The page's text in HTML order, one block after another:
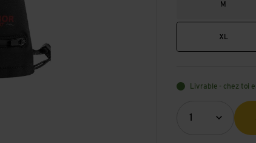
M
XL
Livrable - chez toi
1
Quantité (optionnel)